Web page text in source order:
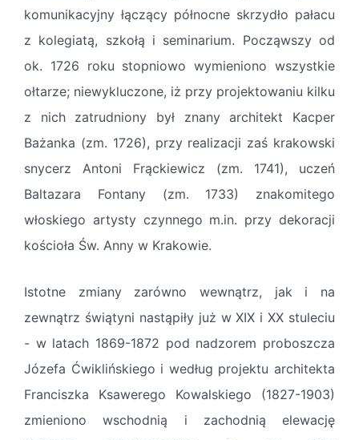
komunikacyjny łączący północne skrzydło pałacu
z kolegiatą, szkołą i seminarium. Począwszy od
ok. 1726 roku stopniowo wymieniono wszystkie
ołtarze; niewykluczone, iż przy projektowaniu kilku
z nich zatrudniony był znany architekt Kacper
Bażanka (zm. 1726), przy realizacji zaś krakowski
snycerz Antoni Frąckiewicz (zm. 1741), uczeń
Baltazara Fontany (zm. 1733) ­znakomitego
włoskiego artysty czynnego m.in. przy dekoracji
kościoła Św. Anny w Krakowie.
Istotne zmiany zarówno wewnątrz, jak i na
zewnątrz świątyni nastąpiły już w XIX i XX stuleciu
- w latach 1869-1872 pod nadzorem proboszcza
Józefa Ćwiklińskiego i według projektu architekta
Franciszka Ksawerego Kowalskiego (1827-1903)
zmieniono wschodnią i zachodnią elewację